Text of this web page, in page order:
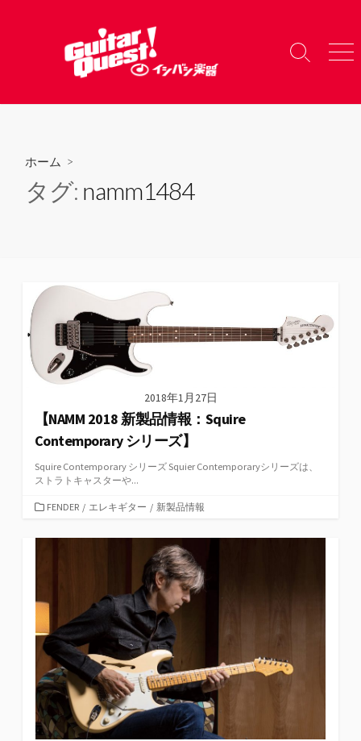
へ
検
り
メ
ー
ホーム >
タグ: namm1484
2018年1月27日
【NAMM 2018 新製品情報：Squire
Contemporary シリーズ】
Squire Contemporary シリーズ Squier Contemporaryシリーズは、
ストラトキャスターや...
カ
ゴ
FENDER / エレキギター / 新製品情報